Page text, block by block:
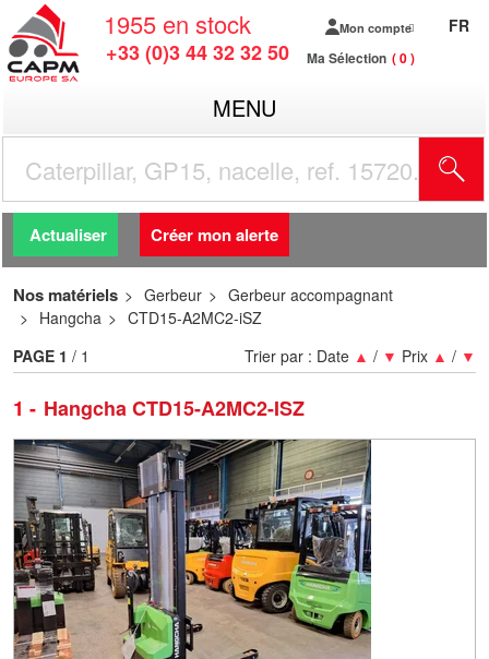
1955 en stock
+33 (0)3 44 32 32 50
Mon compte
Ma Sélection 0
FR
MENU
Actualiser Créer mon alerte
Nos matériels Gerbeur
Gerbeur accompagnant
Hangcha
CTD15-A2MC2-iSZ
1 Hangcha CTD15-A2MC2-ISZ
Trier par : Date ▲ / ▼ Prix ▲ / ▼
PAGE 1 / 1